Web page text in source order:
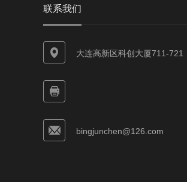
联系我们
大连高新区科创大厦711-721
bingjunchen@126.com